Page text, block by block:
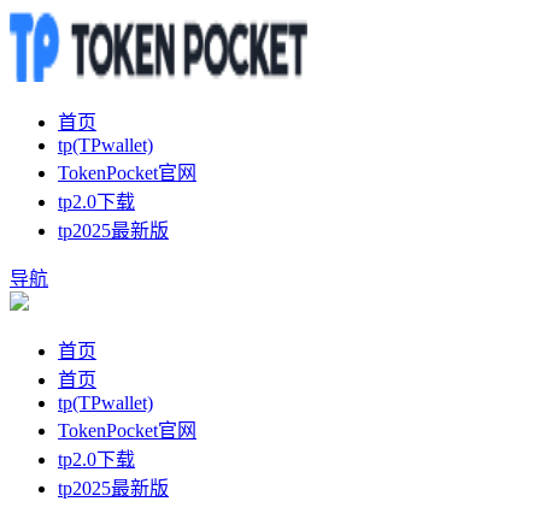
首页
tp(TPwallet)
TokenPocket官网
tp2.0下载
tp2025最新版
导航
首页
首页
tp(TPwallet)
TokenPocket官网
tp2.0下载
tp2025最新版